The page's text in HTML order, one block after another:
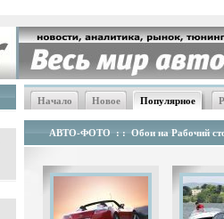
Начало Новое Популярное
АВТО-ФОТО : : Обои на Рабочий